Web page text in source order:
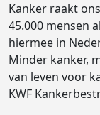
Kanker raakt
45.000 mensen
hiermee in
Minder kanker,
van leven voor
KWF